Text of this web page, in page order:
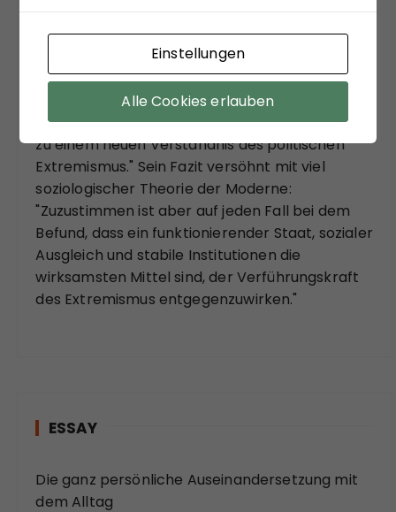
sein, bekannte Diskurslinien zu verlassen, sich,
systemtheoretisch inspiriert, zu ungewohnten
Sichtweisen anregen zu lassen. Matthias
Schulze-Böing schreibt in seinem Buch-Tipp
von einem "kühnem Entwurf eines
gesellschaftstheoretisch fundierten Konzepts
zu einem neuen Verständnis des politischen
Extremismus." Sein Fazit versöhnt mit viel
soziologischer Theorie der Moderne:
"Zuzustimmen ist aber auf jeden Fall bei dem
Befund, dass ein funktionierender Staat, sozialer
Ausgleich und stabile Institutionen die
wirksamsten Mittel sind, der Verführungskraft
des Extremismus entgegenzuwirken."
ESSAY
Die ganz persönliche Auseinandersetzung mit
dem Alltag
Einstellungen
Alle Cookies erlauben